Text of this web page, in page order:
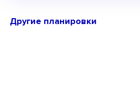
Другие планировки